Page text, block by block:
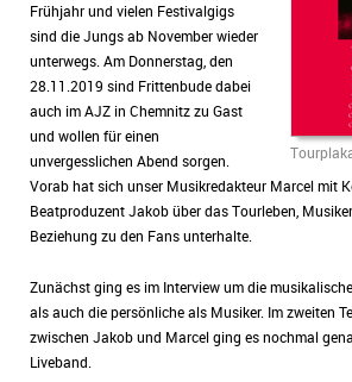
Frühjahr und vielen Festivalgigs
sind die Jungs ab November wieder
unterwegs. Am Donnerstag, den
28.11.2019 sind Frittenbude dabei
auch im AJZ in Chemnitz zu Gast
und wollen für einen
unvergesslichen Abend sorgen.
Vorab hat sich unser Musikredakteur Marcel mit
Beatproduzent Jakob über das Tourleben,
Beziehung zu den Fans unterhalte.
Zunächst ging es im Interview um die
als auch die persönliche als Musiker. Im zweiten
zwischen Jakob und Marcel ging es nochmal
Liveband.